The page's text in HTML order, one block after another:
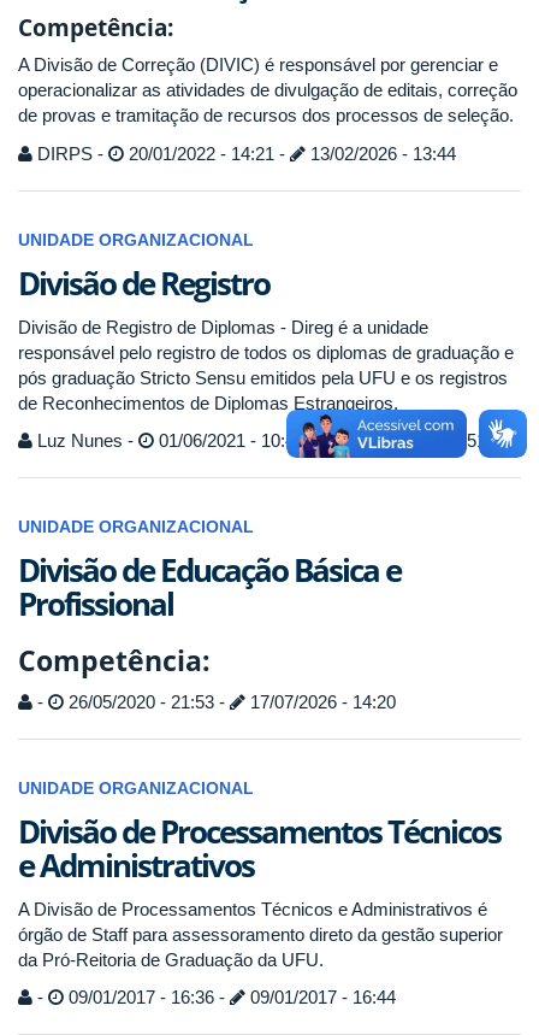
Competência:
A Divisão de Correção (DIVIC) é responsável por gerenciar e
operacionalizar as atividades de divulgação de editais, correção
de provas e tramitação de recursos dos processos de seleção.
DIRPS -
20/01/2022 - 14:21 - 13/02/2026 - 13:44
UNIDADE ORGANIZACIONAL
Divisão de Registro
Divisão de Registro de Diplomas - Direg é a unidade
responsável pelo registro de todos os diplomas de graduação e
pós graduação Stricto Sensu emitidos pela UFU e os registros
de Reconhecimentos de Diplomas Estrangeiros.
Luz Nunes -
01/06/2021 - 10:49 - 26/04/2024 - 13:51
UNIDADE ORGANIZACIONAL
Divisão de Educação Básica e
Profissional
Competência:
- 26/05/2020 - 21:53 - 17/07/2026 - 14:20
UNIDADE ORGANIZACIONAL
Divisão de Processamentos Técnicos
e Administrativos
A Divisão de Processamentos Técnicos e Administrativos é
órgão de Staff para assessoramento direto da gestão superior
da Pró-Reitoria de Graduação da UFU.
-
09/01/2017 - 16:36 - 09/01/2017 - 16:44